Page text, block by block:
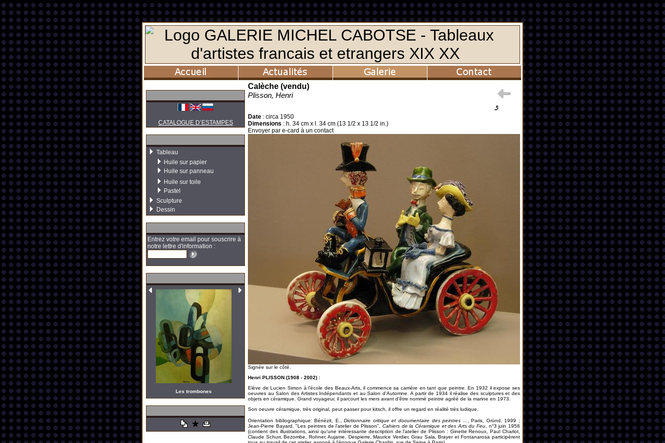
CATALOGUE D’ESTAMPES
Tableau
Huile sur papier
Huile sur panneau
Huile sur toile
Pastel
Sculpture
Dessin
Entrez votre email pour souscrire à
notre lettre d'information :
Les trombones
Calèche (vendu)
Plisson, Henri
Date : circa 1950
Dimensions : h. 34 cm x l. 34 cm (13 1/2 x 13 1/2 in.)
Envoyer par e-card à un contact
Signée sur le côté.
Henri PLISSON (1908 - 2002) :
Elève de Lucien Simon à l'école des Beaux-Arts, il commence sa carrière en tant que peintre. En 1932 il expose ses
oeuvres au Salon des Artistes Indépendants et au Salon d'Automne. A partir de 1934 il réalise des sculptures et des
objets en céramique. Grand voyageur, il parcourt les mers avant d'être nommé peintre agréé de la marine en 1973.
Son oeuvre céramique, très original, peut passer pour kitsch, il offre un regard en réalité très ludique.
Orientation bibliographique: Bénézit, E.,Dictionnaire critique et documentaire des peintres ...
, Paris, Gründ, 1999 ;
Jean-Pierre Bayard, "Les peintres de l'atelier de Plisson",Cahiers de la Céramique et des Arts du Feu , n°3 juin 1956
(contient des illustrations, ainsi qu'une intéressante description de l'atelier de Plisson : Ginette Renoux, Paul Charlot,
Claude Schurr, Bezombe, Rohner, Aujame, Despierre, Maurice Verdier, Grau Sala, Brayer et Fontanarosa participèrent